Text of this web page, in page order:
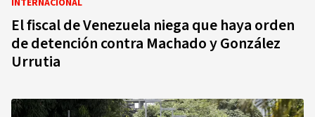
INTERNACIONAL
El fiscal de Venezuela niega que haya orden
de detención contra Machado y González
Urrutia